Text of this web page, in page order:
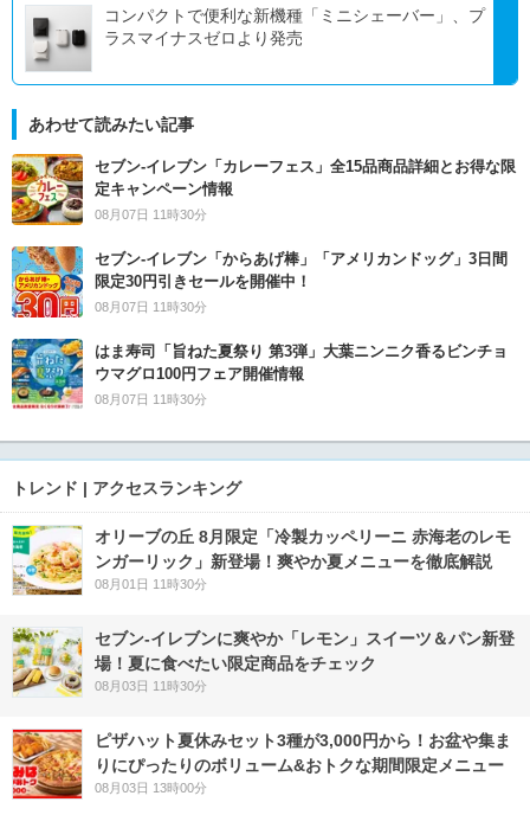
コンパクトで便利な新機種「ミニシェーバー」、プ
ラスマイナスゼロより発売
あわせて読みたい記事
セブン‐イレブン「カレーフェス」全15品商品詳細とお得な限
定キャンペーン情報
08月07日 11時30分
セブン‐イレブン「からあげ棒」「アメリカンドッグ」3日間
限定30円引きセールを開催中！
08月07日 11時30分
はま寿司「旨ねた夏祭り 第3弾」大葉ニンニク香るビンチョ
ウマグロ100円フェア開催情報
08月07日 11時30分
トレンド | アクセスランキング
オリーブの丘 8月限定「冷製カッペリーニ 赤海老のレモ
ンガーリック」新登場！爽やか夏メニューを徹底解説
08月01日 11時30分
セブン‐イレブンに爽やか「レモン」スイーツ＆パン新登
場！夏に食べたい限定商品をチェック
08月03日 11時30分
ピザハット夏休みセット3種が3,000円から！お盆や集ま
りにぴったりのボリューム&おトクな期間限定メニュー
08月03日 13時00分